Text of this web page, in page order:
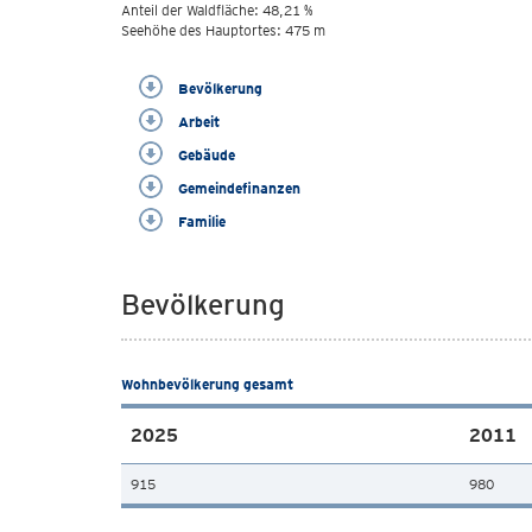
Anteil der Waldfläche: 48,21 %
Seehöhe des Hauptortes: 475 m
Bevölkerung
Arbeit
Gebäude
Gemeindefinanzen
Familie
Bevölkerung
Wohnbevölkerung gesamt
2025 2011
915 980